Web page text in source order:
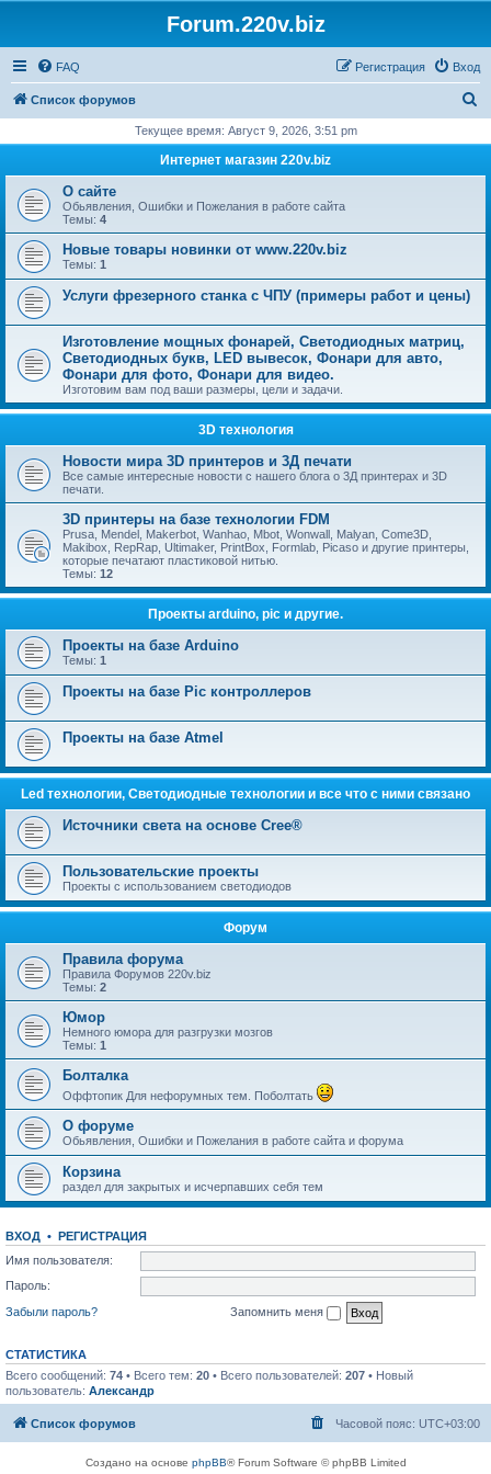
Forum.220v.biz
FAQ Вход
Регистрация
Список форумов
с
Текущее время: Август 9, 2026, 3:51 pm
Интернет магазин 220v.biz
О сайте
Обьявления, Ошибки и Пожелания в работе сайта
Темы: 4
Новые товары новинки от www.220v.biz
Темы: 1
Услуги фрезерного станка с ЧПУ (примеры работ и цены)
Изготовление мощных фонарей, Светодиодных матриц,
Светодиодных букв, LED вывесок, Фонари для авто,
Фонари для фото, Фонари для видео.
Изготовим вам под ваши размеры, цели и задачи.
3D технология
Новости мира 3D принтеров и 3Д печати
Все самые интересные новости с нашего блога о 3Д принтерах и 3D
печати.
3D принтеры на базе технологии FDM
Prusa, Mendel, Makerbot, Wanhao, Mbot, Wonwall, Malyan, Come3D,
Makibox, RepRap, Ultimaker, PrintBox, Formlab, Picaso и другие принтеры,
которые печатают пластиковой нитью.
Темы: 12
Проекты arduino, pic и другие.
Проекты на базе Arduino
Темы: 1
Проекты на базе Pic контроллеров
Проекты на базе Atmel
Led технологии, Светодиодные технологии и все что с ними связано
Источники света на основе Cree®
Пользовательские проекты
Проекты с использованием светодиодов
Форум
Правила форума
Правила Форумов 220v.biz
Темы: 2
Юмор
Немного юмора для разгрузки мозгов
Темы: 1
Болталка
Оффтопик Для нефорумных тем. Поболтать
О форуме
Обьявления, Ошибки и Пожелания в работе сайта и форума
Корзина
раздел для закрытых и исчерпавших себя тем
ВХОД • РЕГИСТРАЦИЯ
Имя пользователя:
Пароль:
Забыли пароль?
Запомнить меня
СТАТИСТИКА
Всего сообщений: 74 • Всего тем: 20 • Всего пользователей: 207 • Новый
пользователь: Александр
Список форумов Часовой пояс: UTC+03:00
Создано на основе phpBB® Forum Software © phpBB Limited